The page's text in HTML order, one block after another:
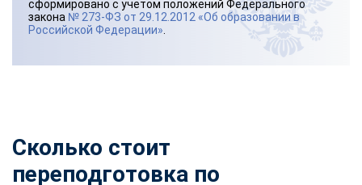
сформировано с учетом положений Федерального
закона № 273-ФЗ от 29.12.2012 «Об образовании в
Российской Федерации»
Сколько стоит
переподготовка по